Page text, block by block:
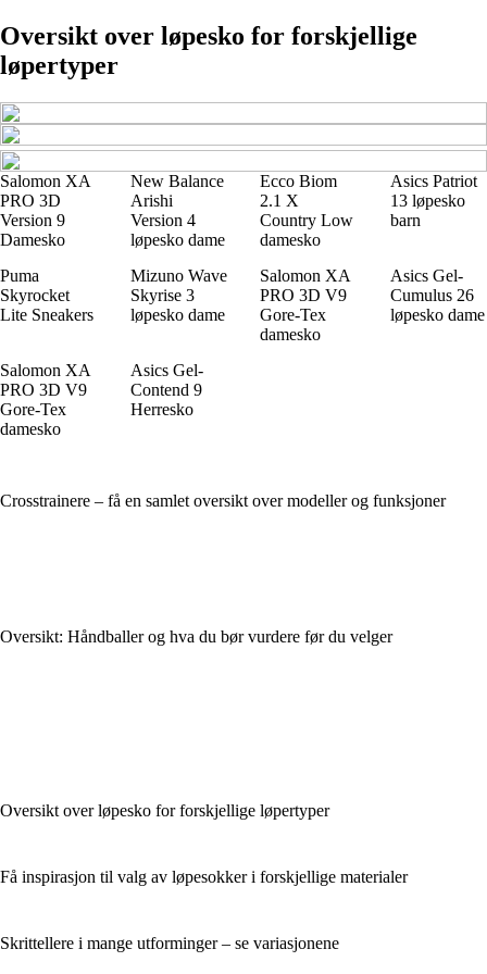
Oversikt over løpesko for forskjellige
løpertyper
Salomon XA
PRO 3D
Version 9
Damesko
New Balance
Arishi
Version 4
løpesko dame
Ecco Biom
2.1 X
Country Low
damesko
Asics Patriot
13 løpesko
barn
Puma
Skyrocket
Lite Sneakers
Mizuno Wave
Skyrise 3
løpesko dame
Salomon XA
PRO 3D V9
Gore-Tex
damesko
Asics Gel-
Cumulus 26
løpesko dame
Salomon XA
PRO 3D V9
Gore-Tex
damesko
Asics Gel-
Contend 9
Herresko
Crosstrainere – få en samlet oversikt over modeller og funksjoner
Oversikt: Håndballer og hva du bør vurdere før du velger
Oversikt over løpesko for forskjellige løpertyper
Få inspirasjon til valg av løpesokker i forskjellige materialer
Skrittellere i mange utforminger – se variasjonene